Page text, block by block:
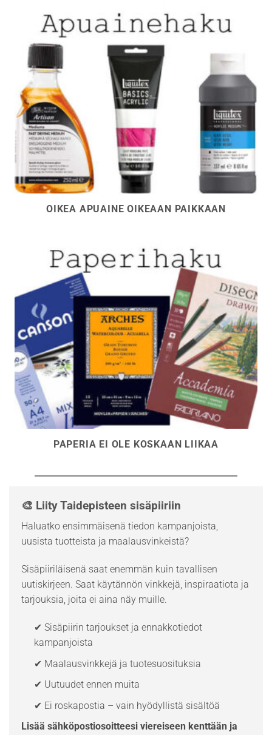
OIKEA APUAINE OIKEAAN PAIKKAAN
PAPERIA EI OLE KOSKAAN LIIKAA
🎨 Liity Taidepisteen sisäpiiriin
Haluatko ensimmäisenä tiedon kampanjoista,
uusista tuotteista ja maalausvinkeistä?
Sisäpiiriläisenä saat enemmän kuin tavallisen
uutiskirjeen. Saat käytännön vinkkejä, inspiraatiota ja
tarjouksia, joita ei aina näy muille.
✔ Sisäpiirin tarjoukset ja ennakkotiedot
kampanjoista
✔ Maalausvinkkejä ja tuotesuosituksia
✔ Uutuudet ennen muita
✔ Ei roskapostia – vain hyödyllistä sisältöä
Lisää sähköpostiosoitteesi viereiseen kenttään ja